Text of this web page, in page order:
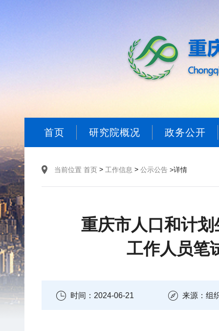
首页 研究院概况 政务公开
当前位置 首页 > 工作信息 > 公示公告 >详情
重庆市人口和计
工作人员笔
时间：2024-06-21 来源：组